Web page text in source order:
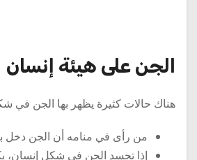
الجن على هيئة إنسان
هناك حالات كثيرة يظهر بها الجن في
من رأى في منامه أن الجن دخل
إذا تجسد الجن في شكل إنسان،